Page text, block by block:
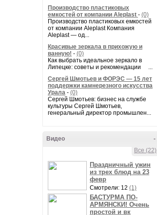
Производство пластиковых
емкостей от компании Aleplast - (0)
Производство пластиковых емкостей
от компании Aleplast Компания
Aleplast — од...
Красивые зеркала в прихожую и
ванную! - (0)
Как выбрать идеальное зеркало в
Липецке: советы и рекомендации ...
Сергей Шмотьев и ФОРЭС — 15 лет
поддержки камнерезного искусства
Урала - (0)
Сергей Шмотьев: бизнес на службе
культуры Сергей Шмотьев,
генеральный директор промышлен...
-
Видео
Все (22)
Праздничный ужин
из трех блюд на 23
февр
Смотрели: 12 (1)
БАСТУРМА ПО-
АРМЯНСКИ! Очень
простой и вк